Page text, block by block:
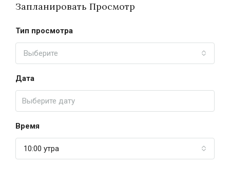
Запланировать Просмотр
Тип просмотра
Выберите
Дата
Время
10:00 утра